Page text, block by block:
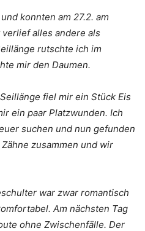
konnten am 27.2. am
alles andere als
rutschte ich im
mir den Daumen.
fiel mir ein Stück Eis
ein paar Platzwunden. Ich
suchen und nun gefunden
zusammen und wir
war zwar romantisch
Am nächsten Tag
ohne Zwischenfälle. Der